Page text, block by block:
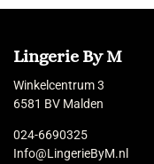
Lingerie By M
Winkelcentrum 3
6581 BV Malden
024-6690325
Info@LingerieByM.nl